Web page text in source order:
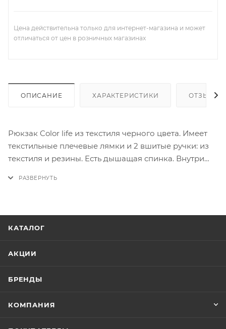
Цена действительна только для интернет-магазина и может
отличаться от цен в розничных магазинах
ОПИСАНИЕ ХАРАКТЕРИСТИКИ ОТЗЫВЫ
Рюкзак Color life из текстиля черного цвета. Имеет
текстильные плечевые лямки и 2 вшитые ручки: из
текстиля и резины. Есть дышащая спинка. Внутри
КАТАЛОГ
АКЦИИ
БРЕНДЫ
КОМПАНИЯ